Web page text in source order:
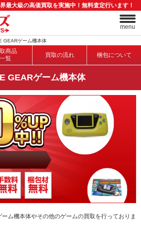
最大級の高価買取を実施中！無料査定行います！
menu
GEARゲーム機本体
商品
一覧
買取の流れ 梱包について
GEARゲーム機本体
ム機本体やその他のゲームの買取を行っておりま